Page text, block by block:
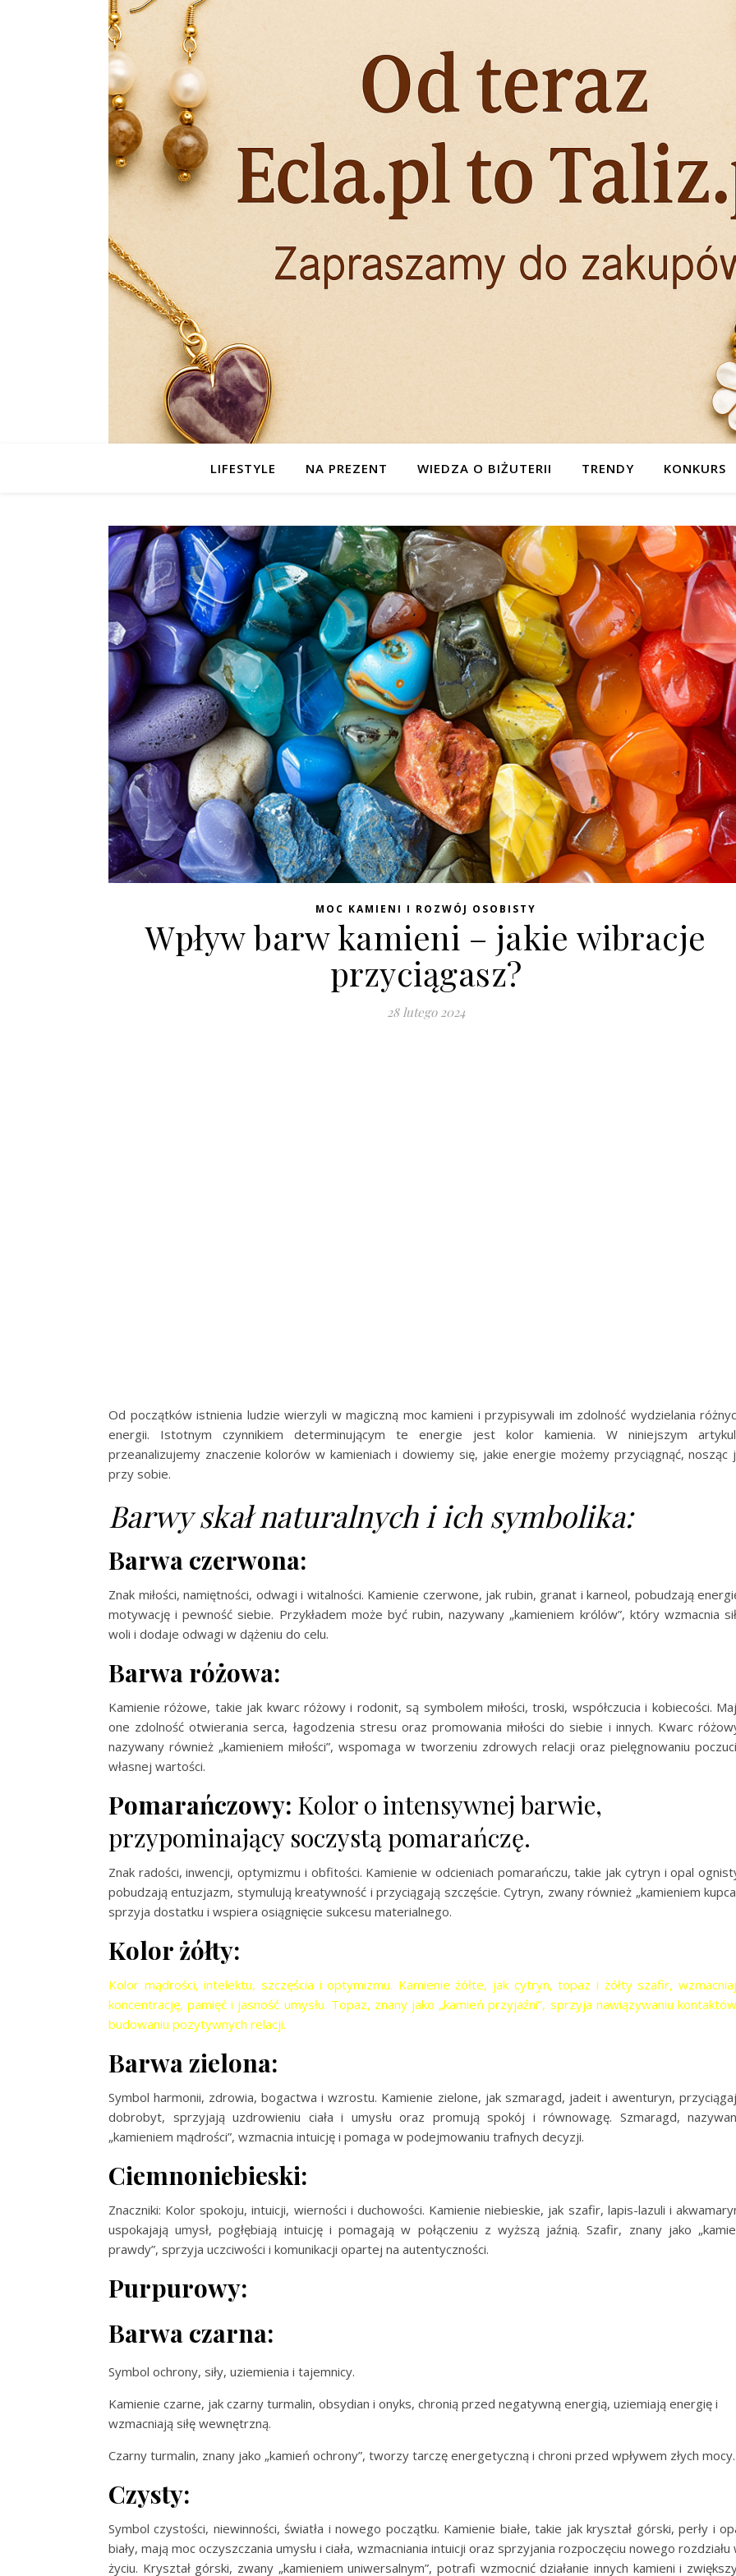
LIFESTYLE NA PREZENT WIEDZA O BIŻUTERII TRENDY KONKURS
MOC KAMIENI I ROZWÓJ OSOBISTY
Wpływ barw kamieni – jakie wibracje
przyciągasz?
28 lutego 2024
Od początków istnienia ludzie wierzyli w magiczną moc kamieni i przypisywali im zdolność wydzielania
energii. Istotnym czynnikiem determinującym te energie jest kolor kamienia. W niniejszym
przeanalizujemy znaczenie kolorów w kamieniach i dowiemy się, jakie energie możemy przyciągnąć, nosząc
przy sobie.
Barwy skał naturalnych i ich symbolika:
Barwa czerwona:
Znak miłości, namiętności, odwagi i witalności. Kamienie czerwone, jak rubin, granat i karneol, pobudzają
motywację i pewność siebie. Przykładem może być rubin, nazywany „kamieniem królów”, który wzmacnia
woli i dodaje odwagi w dążeniu do celu.
Barwa różowa:
Kamienie różowe, takie jak kwarc różowy i rodonit, są symbolem miłości, troski, współczucia i kobiecości.
one zdolność otwierania serca, łagodzenia stresu oraz promowania miłości do siebie i innych. Kwarc
nazywany również „kamieniem miłości”, wspomaga w tworzeniu zdrowych relacji oraz pielęgnowaniu
własnej wartości.
Pomarańczowy: Kolor o intensywnej barwie,
przypominający soczystą pomarańczę.
Znak radości, inwencji, optymizmu i obfitości. Kamienie w odcieniach pomarańczu, takie jak cytryn i opal
pobudzają entuzjazm, stymulują kreatywność i przyciągają szczęście. Cytryn, zwany również „kamieniem
sprzyja dostatku i wspiera osiągnięcie sukcesu materialnego.
Kolor żółty:
Kolor mądrości, intelektu, szczęścia i optymizmu. Kamienie żółte, jak cytryn, topaz i żółty szafir,
koncentrację, pamięć i jasność umysłu. Topaz, znany jako „kamień przyjaźni”, sprzyja nawiązywaniu
budowaniu pozytywnych relacji.
Barwa zielona:
Symbol harmonii, zdrowia, bogactwa i wzrostu. Kamienie zielone, jak szmaragd, jadeit i awenturyn,
dobrobyt, sprzyjają uzdrowieniu ciała i umysłu oraz promują spokój i równowagę. Szmaragd,
„kamieniem mądrości”, wzmacnia intuicję i pomaga w podejmowaniu trafnych decyzji.
Ciemnoniebieski:
Znaczniki: Kolor spokoju, intuicji, wierności i duchowości. Kamienie niebieskie, jak szafir, lapis-lazuli i
uspokajają umysł, pogłębiają intuicję i pomagają w połączeniu z wyższą jaźnią. Szafir, znany jako
prawdy”, sprzyja uczciwości i komunikacji opartej na autentyczności.
Purpurowy:
Barwa czarna:
Symbol ochrony, siły, uziemienia i tajemnicy.
Kamienie czarne, jak czarny turmalin, obsydian i onyks, chronią przed negatywną energią, uziemiają energię i
wzmacniają siłę wewnętrzną.
Czarny turmalin, znany jako „kamień ochrony”, tworzy tarczę energetyczną i chroni przed wpływem złych mocy.
Czysty:
Symbol czystości, niewinności, światła i nowego początku. Kamienie białe, takie jak kryształ górski, perły i
biały, mają moc oczyszczania umysłu i ciała, wzmacniania intuicji oraz sprzyjania rozpoczęciu nowego rozdziału
życiu. Kryształ górski, zwany „kamieniem uniwersalnym”, potrafi wzmocnić działanie innych kamieni i